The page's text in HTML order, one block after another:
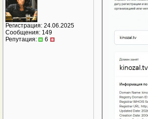
Регистрация: 24.06.2025
Сообщения: 149
Репутация:
6